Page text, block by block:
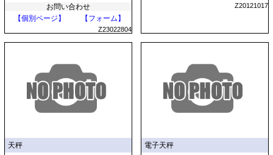
お問い合わせ
【個別ページ】
【フォーム】
Z23022804
Z20121017
天秤 電子天秤